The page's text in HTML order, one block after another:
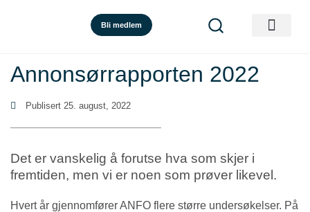
Bli medlem
Annonsørrapporten 2022
Publisert 25. august, 2022
Det er vanskelig å forutse hva som skjer i
fremtiden, men vi er noen som prøver likevel.
Hvert år gjennomfører ANFO flere større undersøkelser. På